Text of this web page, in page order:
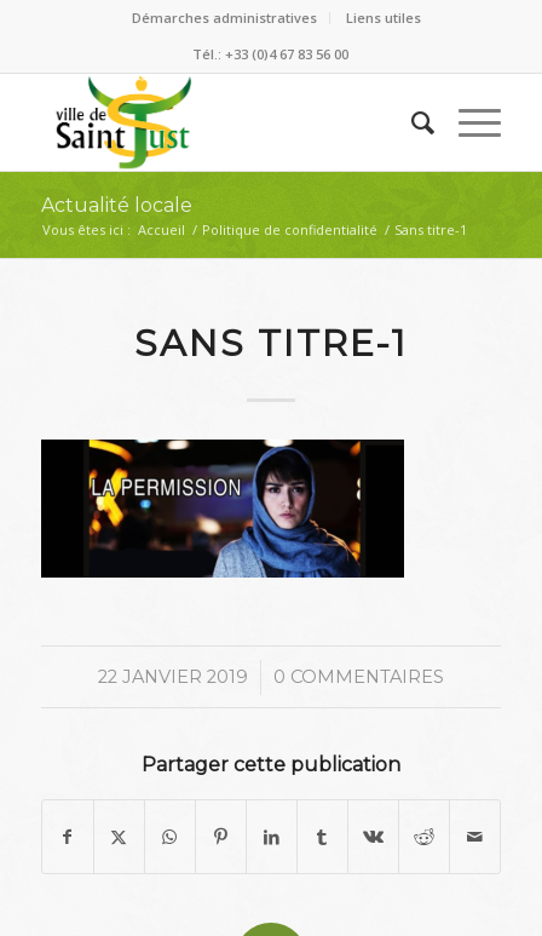
Démarches administratives
Liens utiles
Tél.: +33 (0)4 67 83 56 00
Actualité locale
Vous êtes ici : Accueil / Politique de confidentialité / Sans titre-1
SANS TITRE-1
22 JANVIER 2019
/ 0 COMMENTAIRES
Partager cette publication